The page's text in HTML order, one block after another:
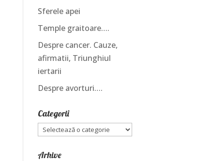
Sferele apei
Temple graitoare….
Despre cancer. Cauze,
afirmatii, Triunghiul
iertarii
Despre avorturi….
Categorii
Categorii
Arhive